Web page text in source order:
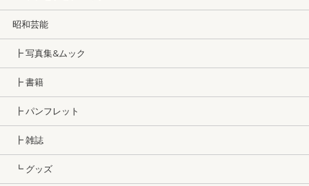
昭和芸能
┣ 写真集&ムック
┣ 書籍
┣ パンフレット
┣ 雑誌
┗ グッズ